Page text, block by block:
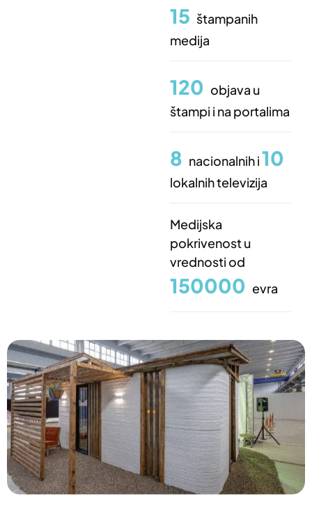
15 štampanih
medija
120 objava u
štampi i na portalima
8 nacionalnih i10
lokalnih televizija
Medijska
pokrivenost u
vrednosti od
150000 evra